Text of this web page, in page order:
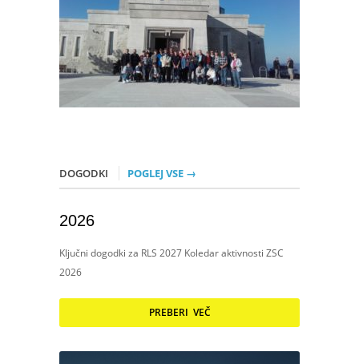
DOGODKI POGLEJ VSE →
2026
Ključni dogodki za RLS 2027 Koledar aktivnosti ZSC
2026
PREBERI VEČ